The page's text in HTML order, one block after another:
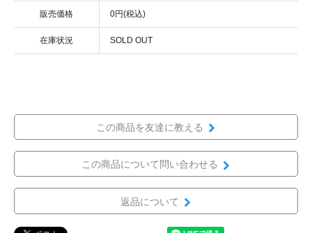
販売価格 0円(税込)
在庫状況 SOLD OUT
この商品を友達に教える
この商品について問い合わせる
返品について